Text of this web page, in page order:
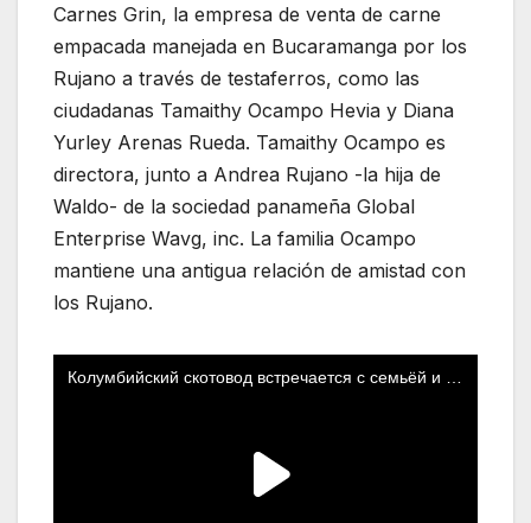
Carnes Grin, la empresa de venta de carne
empacada manejada en Bucaramanga por los
Rujano a través de testaferros, como las
ciudadanas Tamaithy Ocampo Hevia y Diana
Yurley Arenas Rueda. Tamaithy Ocampo es
directora, junto a Andrea Rujano -la hija de
Waldo- de la sociedad panameña Global
Enterprise Wavg, inc. La familia Ocampo
mantiene una antigua relación de amistad con
los Rujano.